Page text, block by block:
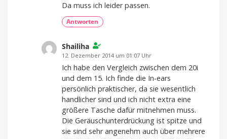
Da muss ich leider passen.
Antworten
Shailiha
12. Dezember 2014 um 01:07 Uhr
Ich habe den Vergleich zwischen dem 20i
und dem 15. Ich finde die In-ears
persönlich praktischer, da sie wesentlich
handlicher sind und ich nicht extra eine
größere Tasche dafür mitnehmen muss.
Die Geräuschunterdrückung ist spitze und
sie sind sehr angenehm auch über mehrere